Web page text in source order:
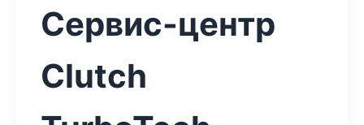
Сервис-центр
Clutch